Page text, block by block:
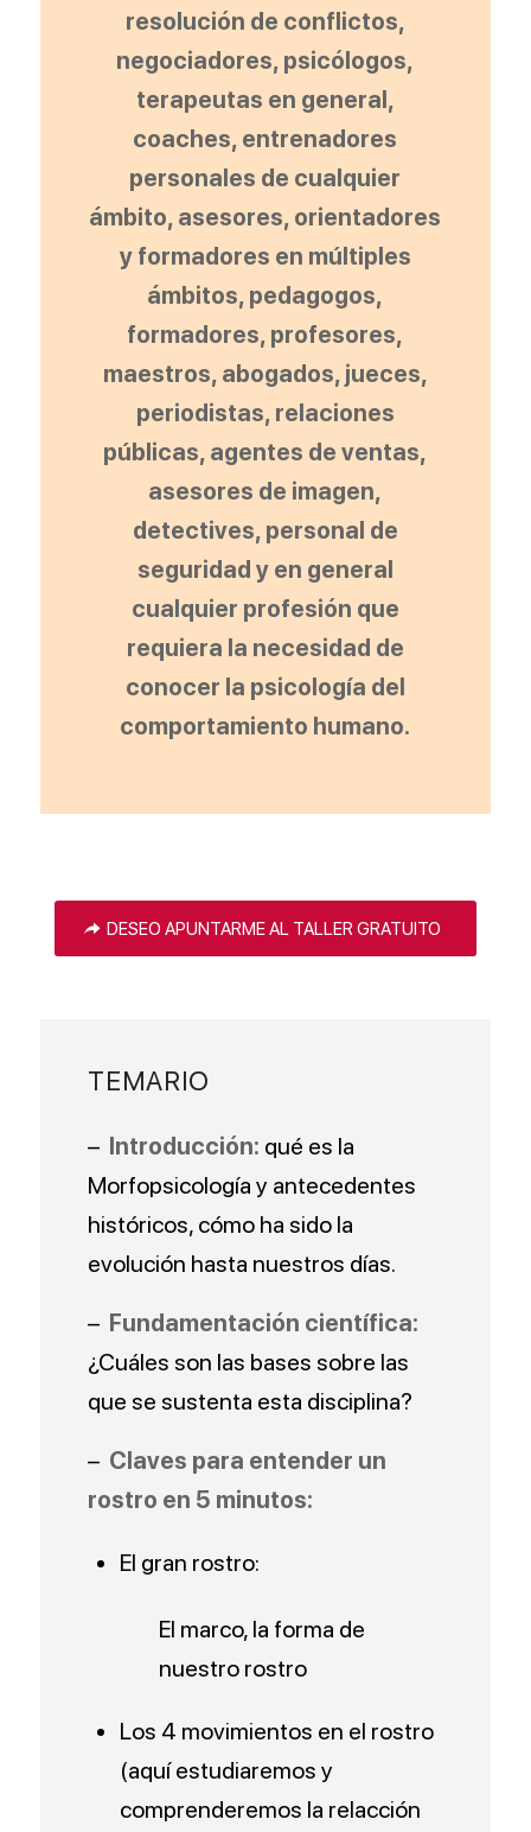
resolución de conflictos,
negociadores, psicólogos,
terapeutas en general,
coaches, entrenadores
personales de cualquier
ámbito, asesores, orientadores
y formadores en múltiples
ámbitos, pedagogos,
formadores, profesores,
maestros, abogados, jueces,
periodistas, relaciones
públicas, agentes de ventas,
asesores de imagen,
detectives, personal de
seguridad y en general
cualquier profesión que
requiera la necesidad de
conocer la psicología del
comportamiento humano.
DESEO APUNTARME AL TALLER GRATUITO
TEMARIO
– Introducción: qué es la
Morfopsicología y antecedentes
históricos, cómo ha sido la
evolución hasta nuestros días.
– Fundamentación científica:
¿Cuáles son las bases sobre las
que se sustenta esta disciplina?
– Claves para entender un
rostro en 5 minutos:
El gran rostro:
El marco, la forma de
nuestro rostro
Los 4 movimientos en el rostro
(aquí estudiaremos y
comprenderemos la relacción